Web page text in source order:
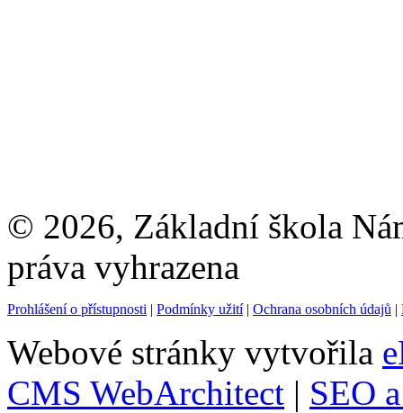
© 2026, Základní škola
práva vyhrazena
Prohlášení o přístupnosti | Podmínky užití| Ochrana osobních údajů |
Webové stránky vytvořila
CMS WebArchitect | SEO